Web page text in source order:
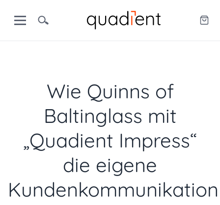
Wie Quinns of
Baltinglass mit
„Quadient Impress“
die eigene
Kundenkommunikation